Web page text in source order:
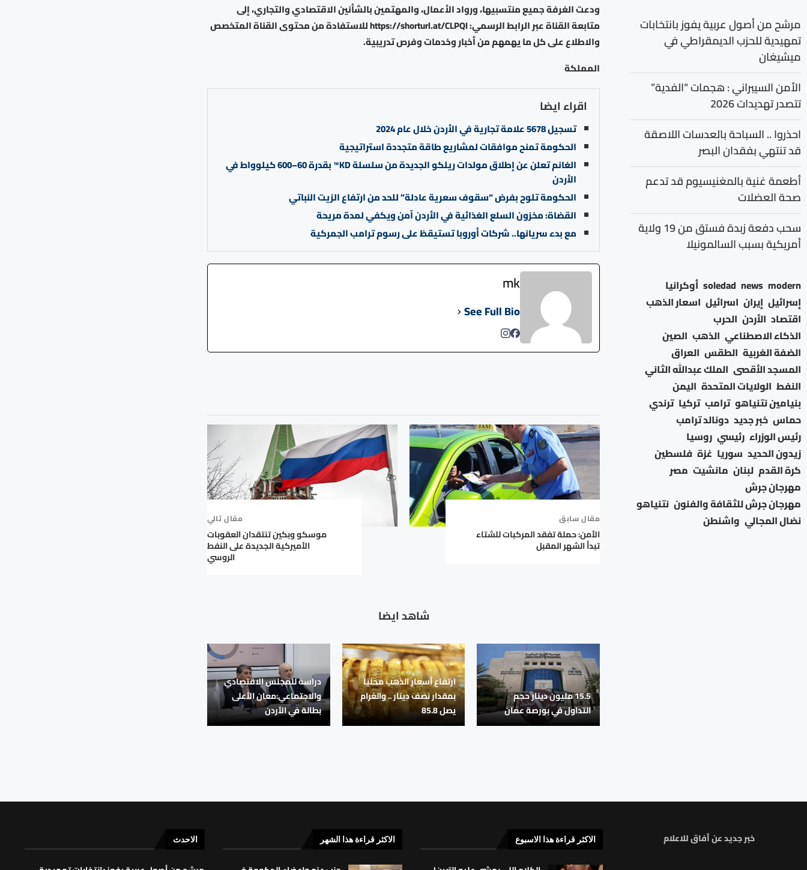
ودعت الغرفة جميع منتسبيها، ورواد الأعمال، والمهتمين بالشأنين الاقتصادي والتجاري، إلى
متابعة القناة عبر الرابط الرسمي: https://shorturl.at/CLPQI للاستفادة من محتوى القناة المتخصص
والاطلاع على كل ما يهمهم من أخبار وخدمات وفرص تدريبية.
المملكة
اقراء ايضا
تسجيل 5678 علامة تجارية في الأردن خلال عام 2024
الحكومة تمنح موافقات لمشاريع طاقة متجددة استراتيجية
الغانم تعلن عن إطلاق مولدات ريلكو الجديدة من سلسلة KD™ بقدرة 60–600 كيلوواط في
الأردن
الحكومة تلوح بفرض “سقوف سعرية عادلة” للحد من ارتفاع الزيت النباتي
القضاة: مخزون السلع الغذائية في الأردن آمن ويكفي لمدة مريحة
مع بدء سريانها.. شركات أوروبا تستيقظ على رسوم ترامب الجمركية
mk
See Full Bio
مقال سابق
الأمن: حملة تفقد المركبات للشتاء
تبدأ الشهر المقبل
مقال تالي
موسكو وبكين تنتقدان العقوبات
الأميركية الجديدة على النفط
الروسي
شاهد ايضا
دراسة للمجلس الاقتصادي
والاجتماعي:معان الأعلى
بطالة في الأردن
ارتفاع أسعار الذهب محليًا
بمقدار نصف دينار .. والغرام
يصل 85.8
15.5 مليون دينار حجم
التداول في بورصة عمان
مرشح من أصول عربية يفوز بانتخابات
تمهيدية للحزب الديمقراطي في
ميشيغان
الأمن السيبراني : هجمات “الفدية”
تتصدر تهديدات 2026
احذروا .. السباحة بالعدسات اللاصقة
قد تنتهي بفقدان البصر
أطعمة غنية بالمغنيسيوم قد تدعم
صحة العضلات
سحب دفعة زبدة فستق من 19 ولاية
أمريكية بسبب السالمونيلا
modern
news
soledad أوكرانيا
إسرائيل إيران اسرائيل اسعار الذهب
اقتصاد الأردن الحرب
الذكاء الاصطناعي الذهب الصين
الضفة الغربية الطقس العراق
المسجد الأقصى الملك عبدالله الثاني
النفط الولايات المتحدة اليمن
بنيامين نتنياهو ترامب تركيا ترندي
حماس خبر جديد دونالد ترامب
رئيس الوزراء رئيسي روسيا
زيدون الحديد سوريا غزة فلسطين
كرة القدم لبنان مانشيت مصر
مهرجان جرش
مهرجان جرش للثقافة والفنون نتنياهو
نضال المجالي واشنطن
خبر جديد عن أفاق للاعلام الاكثر قراءة هذا الاسبوع الاكثر قراءة هذا الشهر الاحدث